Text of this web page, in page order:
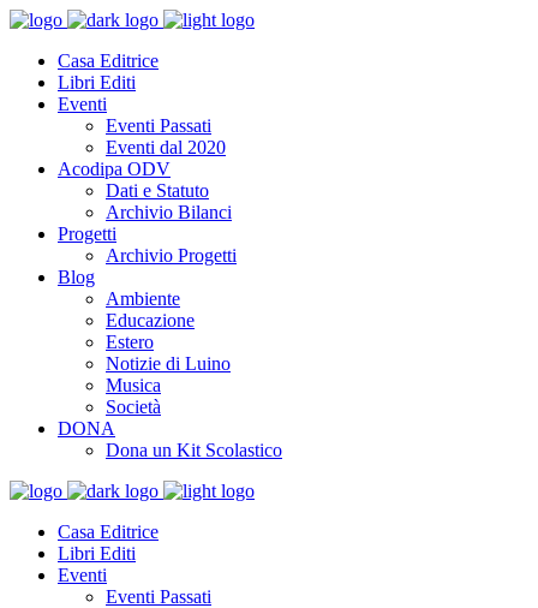
Casa Editrice
Libri Editi
Eventi
Eventi Passati
Eventi dal 2020
Acodipa ODV
Dati e Statuto
Archivio Bilanci
Progetti
Archivio Progetti
Blog
Ambiente
Educazione
Estero
Notizie di Luino
Musica
Società
DONA
Dona un Kit Scolastico
Casa Editrice
Libri Editi
Eventi
Eventi Passati